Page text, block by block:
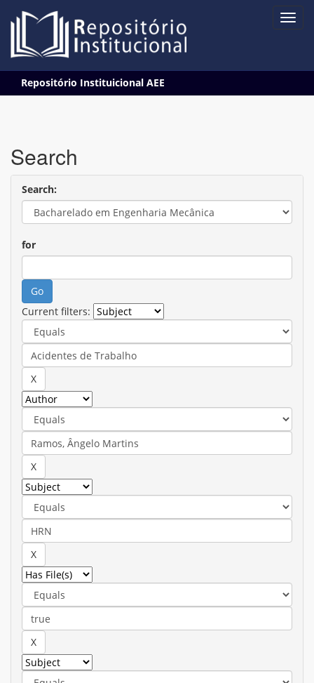
navigation
Repositório Instituicional AEE
Search
Search:
for
Current filters: